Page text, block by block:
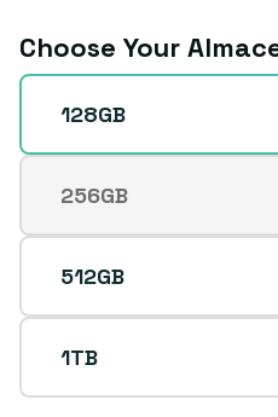
Choose Your
Almacenamiento
128GB
256GB
Variante
agotada
o
no
disponible
512GB
1TB